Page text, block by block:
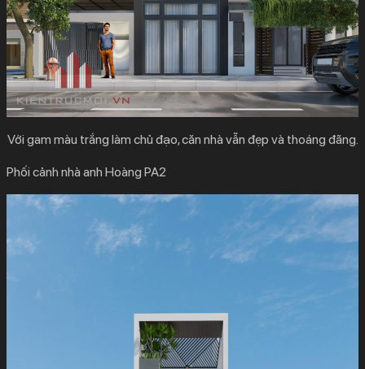
Với gam màu trắng làm chủ đạo, căn nhà vẫn đẹp và thoáng đãng.
Phối cảnh nhà anh Hoàng PA2